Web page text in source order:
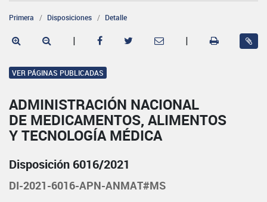
Primera Disposiciones Detalle
| |
VER PÁGINAS PUBLICADAS
ADMINISTRACIÓN NACIONAL
DE MEDICAMENTOS, ALIMENTOS
Y TECNOLOGÍA MÉDICA
Disposición 6016/2021
DI-2021-6016-APN-ANMAT#MS